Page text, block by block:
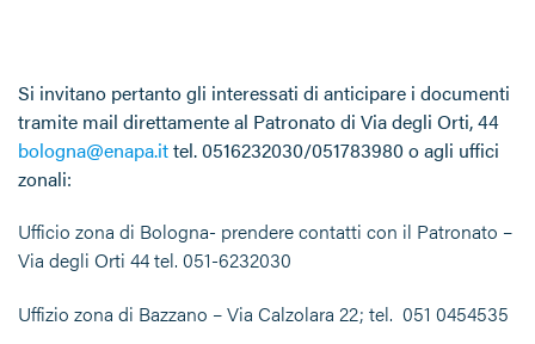
Si invitano pertanto gli interessati di anticipare i documenti
tramite mail direttamente al Patronato di Via degli Orti, 44
bologna@enapa.ittel. 0516232030/051783980 o agli uffici
zonali:
Ufficio zona di Bologna- prendere contatti con il Patronato –
Via degli Orti 44 tel. 051-6232030
Uffizio zona di Bazzano – Via Calzolara 22; tel. 051 0454535